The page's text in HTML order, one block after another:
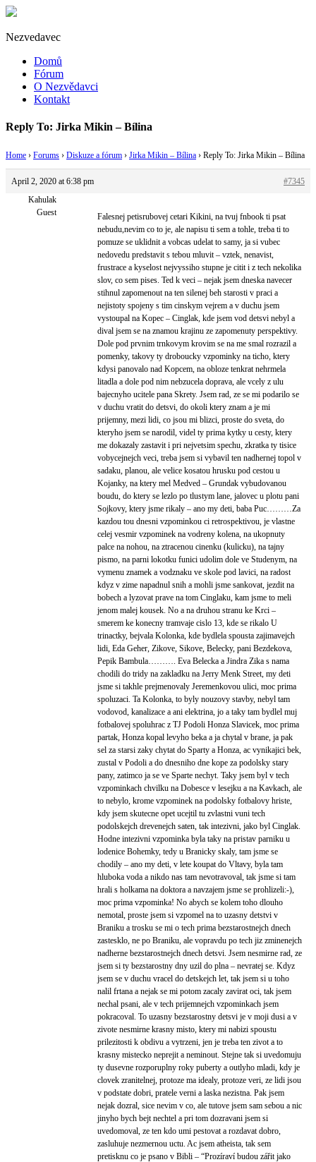
Nezvedavec
Domů
Fórum
O Nezvědavci
Kontakt
Reply To: Jirka Mikin – Bílina
Home › Forums › Diskuze a fórum › Jirka Mikin – Bílina › Reply To: Jirka Mikin – Bílina
April 2, 2020 at 6:38 pm
#7345
Kahulak
Guest
Falesnej petisrubovej cetari Kikini, na tvuj fnbook ti psat
nebudu,nevim co to je, ale napisu ti sem a tohle, treba ti to
pomuze se uklidnit a vobcas udelat to samy, ja si vubec
nedovedu predstavit s tebou mluvit – vztek, nenavist,
frustrace a kyselost nejvyssiho stupne je citit i z tech nekolika
slov, co sem pises. Ted k veci – nejak jsem dneska navecer
stihnul zapomenout na ten silenej beh starosti v praci a
nejistoty spojeny s tim cinskym vejrem a v duchu jsem
vystoupal na Kopec – Cinglak, kde jsem vod detsvi nebyl a
dival jsem se na znamou krajinu ze zapomenuty perspektivy.
Dole pod prvnim trnkovym krovim se na me smal rozrazil a
pomenky, takovy ty droboucky vzpominky na ticho, ktery
kdysi panovalo nad Kopcem, na obloze tenkrat nehrmela
litadla a dole pod nim nebzucela doprava, ale vcely z ulu
bajecnyho ucitele pana Skrety. Jsem rad, ze se mi podarilo se
v duchu vratit do detsvi, do okoli ktery znam a je mi
prijemny, mezi lidi, co jsou mi blizci, proste do sveta, do
kteryho jsem se narodil, videl ty prima kytky u cesty, ktery
me dokazaly zastavit i pri nejvetsim spechu, zkratka ty tisice
vobycejnejch veci, treba jsem si vybavil ten nadhernej topol v
sadaku, planou, ale velice kosatou hrusku pod cestou u
Kojanky, na ktery mel Medved – Grundak vybudovanou
boudu, do ktery se lezlo po tlustym lane, jalovec u plotu pani
Sojkovy, ktery jsme rikaly – ano my deti, baba Puc………Za
kazdou tou dnesni vzpominkou ci retrospektivou, je vlastne
celej vesmir vzpominek na vodreny kolena, na ukopnuty
palce na nohou, na ztracenou cinenku (kulicku), na tajny
pismo, na parni lokotku funici udolim dole ve Studenym, na
vymenu znamek a vodznaku ve skole pod lavici, na radost
kdyz v zime napadnul snih a mohli jsme sankovat, jezdit na
bobech a lyzovat prave na tom Cinglaku, kam jsme to meli
jenom malej kousek. No a na druhou stranu ke Krci –
smerem ke konecny tramvaje cislo 13, kde se rikalo U
trinactky, bejvala Kolonka, kde bydlela spousta zajimavejch
lidi, Eda Geher, Zikove, Sikove, Belecky, pani Bezdekova,
Pepik Bambula………. Eva Belecka a Jindra Zika s nama
chodili do tridy na zakladku na Jerry Menk Street, my deti
jsme si takhle prejmenovaly Jeremenkovou ulici, moc prima
spoluzaci. Ta Kolonka, to byly nouzovy stavby, nebyl tam
vodovod, kanalizace a ani elektrina, jo a taky tam bydlel muj
fotbalovej spoluhrac z TJ Podoli Honza Slavicek, moc prima
partak, Honza kopal levyho beka a ja chytal v brane, ja pak
sel za starsi zaky chytat do Sparty a Honza, ac vynikajici bek,
zustal v Podoli a do dnesniho dne kope za podolsky stary
pany, zatimco ja se ve Sparte nechyt. Taky jsem byl v tech
vzpominkach chvilku na Dobesce v lesejku a na Kavkach, ale
to nebylo, krome vzpominek na podolsky fotbalovy hriste,
kdy jsem skutecne opet ucejtil tu zvlastni vuni tech
podolskejch drevenejch saten, tak intezivni, jako byl Cinglak.
Hodne intezivni vzpominka byla taky na pristav parniku u
lodenice Bohemky, tedy u Branicky skaly, tam jsme se
chodily – ano my deti, v lete koupat do Vltavy, byla tam
hluboka voda a nikdo nas tam nevotravoval, tak jsme si tam
hrali s holkama na doktora a navzajem jsme se prohlizeli:-),
moc prima vzpominka! No abych se kolem toho dlouho
nemotal, proste jsem si vzpomel na to uzasny detstvi v
Braniku a trosku se mi o tech prima bezstarostnejch dnech
zastesklo, ne po Braniku, ale vopravdu po tech jiz zminenejch
nadherne bezstarostnejch dnech detsvi. Jsem nesmirne rad, ze
jsem si ty bezstarostny dny uzil do plna – nevratej se. Kdyz
jsem se v duchu vracel do detskejch let, tak jsem si u toho
nalil frtana a nejak se mi potom zacaly zavirat oci, tak jsem
nechal psani, ale v tech prijemnejch vzpominkach jsem
pokracoval. To uzasny bezstarostny detsvi je v moji dusi a v
zivote nesmirne krasny misto, ktery mi nabizi spoustu
prilezitosti k obdivu a vytrzeni, jen je treba ten zivot a to
krasny mistecko neprejit a neminout. Stejne tak si uvedomuju
ty dusevne rozporuplny roky puberty a outlyho mladi, kdy je
clovek zranitelnej, protoze ma idealy, protoze veri, ze lidi jsou
v podstate dobri, pratele verni a laska nezistna. Pak jsem
nejak dozral, sice nevim v co, ale tutove jsem sam sebou a nic
jinyho bych bejt nechtel a pri tom dozravani jsem si
uvedomoval, ze ten kdo umi pestovat a rozdavat dobro,
zasluhuje nezmernou uctu. Ac jsem atheista, tak sem
pretisknu co je psano v Bibli – “Prozíraví budou zářit jako